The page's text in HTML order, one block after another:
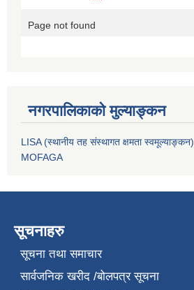
नगरपालिकाको मुल्याङ्कन
LISA (स्थानीय तह संस्थागत क्षमता स्वमूल्याङ्कन)
MOFAGA
सूचनाहरु
सूचना तथा समाचार
सार्वजनिक खरीद /बोलपत्र सूचना